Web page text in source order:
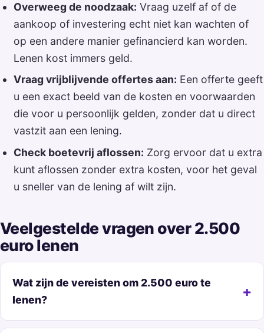
Overweeg de noodzaak: Vraag uzelf af of de
aankoop of investering echt niet kan wachten of
op een andere manier gefinancierd kan worden.
Lenen kost immers geld.
Vraag vrijblijvende offertes aan: Een offerte geeft
u een exact beeld van de kosten en voorwaarden
die voor u persoonlijk gelden, zonder dat u direct
vastzit aan een lening.
Check boetevrij aflossen: Zorg ervoor dat u extra
kunt aflossen zonder extra kosten, voor het geval
u sneller van de lening af wilt zijn.
Veelgestelde vragen over 2.500
euro lenen
Wat zijn de vereisten om 2.500 euro te
lenen?